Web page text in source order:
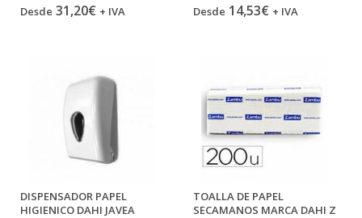
Desde 31,20€ + IVA Desde 14,53€ + IVA
DISPENSADOR PAPEL
HIGIENICO DAHI JAVEA
TOALLA DE PAPEL
SECAMANOS MARCA DAHI Z